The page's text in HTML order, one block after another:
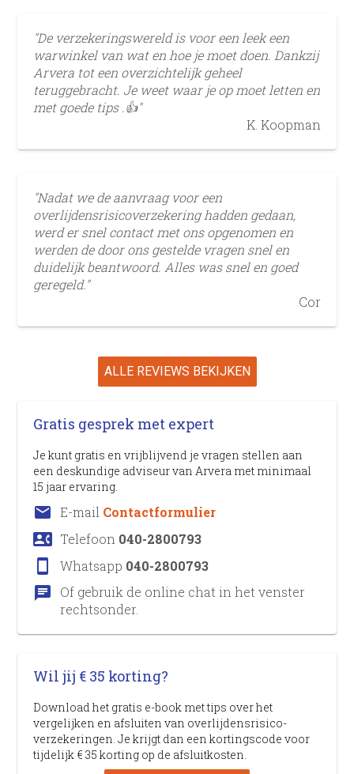
"De verzekeringswereld is voor een leek een
warwinkel van wat en hoe je moet doen. Dankzij
Arvera tot een overzichtelijk geheel
teruggebracht. Je weet waar je op moet letten en
met goede tips .👍"
K. Koopman
"Nadat we de aanvraag voor een
overlijdensrisicoverzekering hadden gedaan,
werd er snel contact met ons opgenomen en
werden de door ons gestelde vragen snel en
duidelijk beantwoord. Alles was snel en goed
geregeld."
Cor
ALLE REVIEWS BEKIJKEN
Gratis gesprek met expert
Je kunt gratis en vrijblijvend je vragen stellen aan
een deskundige adviseur van Arvera met minimaal
15 jaar ervaring.
email E-mail Contactformulier
contact_phone Telefoon 040-2800793
stay_current_portrait Whatsapp 040-2800793
chat
Of gebruik de online chat in het venster
rechtsonder.
Wil jij € 35 korting?
Download het gratis e-book met tips over het
vergelijken en afsluiten van overlijdens­risico­
verzekeringen. Je krijgt dan een kortingscode voor
tijdelijk € 35 korting op de afsluitkosten.